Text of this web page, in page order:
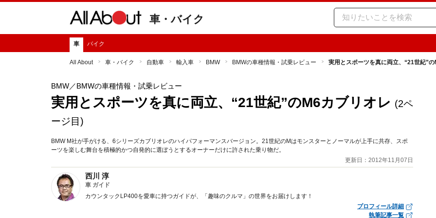
車・バイク
車 バイク
All About 車・バイク 自動車 輸入車 BMW BMWの車種情報・試乗レビュー 実用とスポーツを真に両立、“21世紀”
BMW／BMWの車種情報・試乗レビュー
実用とスポーツを真に両立、“21世紀”のM6カブリオレ (2ペ
ージ目)
BMW M社が手がける、6シリーズカブリオレのハイパフォーマンスバージョン。21世紀のMはモンスターとノーマルが上手に共存、スポ
ーツを楽しむ舞台を積極的かつ自発的に選ぼうとするオーナーだけに許された乗り物だ。
更新日：2012年11月07日
西川 淳
車 ガイド
カウンタックLP400を愛車に持つガイドが、「趣味のクルマ」の世界をお届けします！
プロフィール詳細
執筆記事一覧